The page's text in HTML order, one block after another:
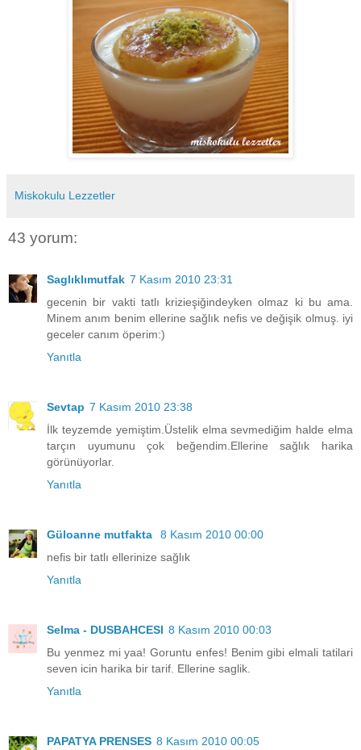
Miskokulu Lezzetler
43 yorum:
Saglıklımutfak 7 Kasım 2010 23:31
gecenin bir vakti tatlı krizieşiğindeyken olmaz ki bu ama.
Minem anım benim ellerine sağlık nefis ve değişik olmuş. iyi
geceler canım öperim:)
Yanıtla
Sevtap 7 Kasım 2010 23:38
İlk teyzemde yemiştim.Üstelik elma sevmediğim halde elma
tarçın uyumunu çok beğendim.Ellerine sağlık harika
görünüyorlar.
Yanıtla
Güloanne mutfakta
8 Kasım 2010 00:00
nefis bir tatlı ellerinize sağlık
Yanıtla
Selma - DUSBAHCESI 8 Kasım 2010 00:03
Bu yenmez mi yaa! Goruntu enfes! Benim gibi elmali tatilari
seven icin harika bir tarif. Ellerine saglik.
Yanıtla
PAPATYA PRENSES 8 Kasım 2010 00:05